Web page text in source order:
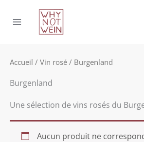
Accueil / Vin rosé / Burgenland
Burgenland
Une sélection de vins rosés du
Aucun produit ne